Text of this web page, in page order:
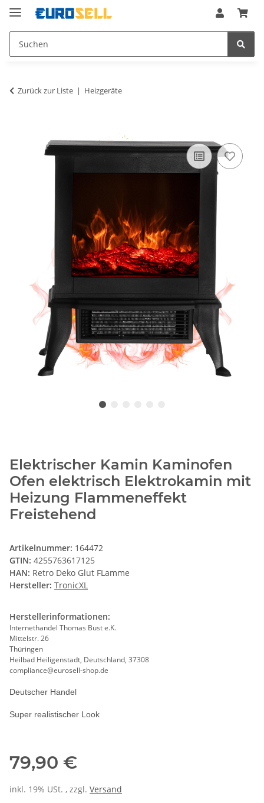
Zurück zur Liste Heizgeräte
Elektrischer Kamin Kaminofen
Ofen elektrisch Elektrokamin mit
Heizung Flammeneffekt
Freistehend
Artikelnummer: 164472
GTIN: 4255763617125
HAN: Retro Deko Glut FLamme
Hersteller: TronicXL
Herstellerinformationen:
Internethandel Thomas Bust e.K.
Mittelstr. 26
Thüringen
Heilbad Heiligenstadt, Deutschland, 37308
compliance@eurosell-shop.de
Deutscher Handel
Super realistischer Look
79,90 €
inkl. 19% USt. , zzgl. Versand